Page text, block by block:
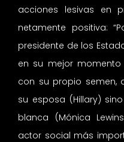
acciones lesivas en
netamente positiva:
presidente de los
en su mejor momento
con su propio semen,
su esposa (Hillary)
blanca (Mónica
actor social más